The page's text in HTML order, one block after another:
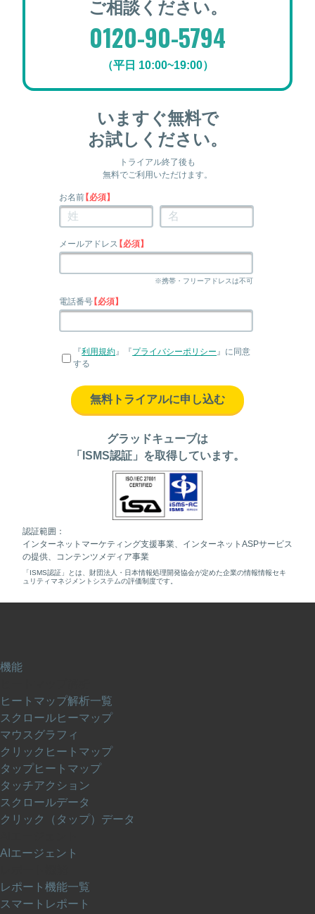
ご相談ください。
0120-90-5794
（平日 10:00~19:00）
グラッドキューブは
「ISMS認証」を取得しています。
認証範囲：
インターネットマーケティング支援事業、インターネットASPサービス
の提供、コンテンツメディア事業
「ISMS認証」とは、財団法人・日本情報処理開発協会が定めた企業の情報情報セキ
ュリティマネジメントシステムの評価制度です。
いますぐ無料で
お試しください。
トライアル終了後も
無料でご利用いただけます。
お名前【必須】
メールアドレス【必須】
※携帯・フリーアドレスは不可
電話番号【必須】
『利用規約』『プライバシーポリシー 』に同意
する
無料トライアルに申し込む
機能
ヒートマップ解析一覧
スクロールヒーマップ
マウスグラフィ
クリックヒートマップ
タップヒートマップ
タッチアクション
スクロールデータ
クリック（タップ）データ
AIエージェント
レポート機能一覧
スマートレポート